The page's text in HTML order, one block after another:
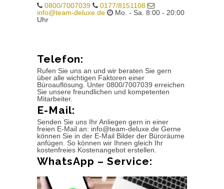
0800/7007039
0177/8151108
info@team-deluxe.de
Mo. - Sa. 8:00 - 20:00
Uhr
Telefon:
Rufen Sie uns an und wir beraten Sie gern
über alle wichtigen Faktoren einer
Büroauflösung. Unter 0800/7007039 erreichen
Sie unsere freundlichen und kompetenten
Mitarbeiter.
E-Mail:
Senden Sie uns Ihr Anliegen gern in einer
freien E-Mail an: info@team-deluxe.de Gerne
können Sie in der E-Mail Bilder der Büroräume
anfügen. So können wir Ihnen gleich Ihr
kostenfreies Kostenangebot erstellen.
WhatsApp – Service: